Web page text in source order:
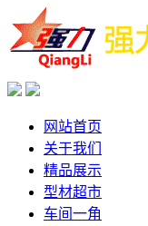
网站首页
关于我们
精品展示
型材超市
车间一角